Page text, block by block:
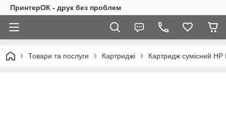
ПринтерОК - друк без проблем
Товари та послуги Картриджі Картридж сумісний